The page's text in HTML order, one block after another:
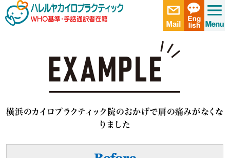
横浜のカイロプラクティック院のおかげで肩の痛みがなくな
りました